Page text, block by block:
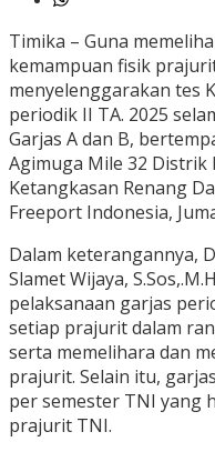
Timika – Guna
kemampuan fisik
menyelenggarakan tes
periodik II TA. 2025
Garjas A dan B,
Agimuga Mile 32 Distrik
Ketangkasan Renang
Freeport Indonesia,
Dalam keterangannya,
Slamet Wijaya,
pelaksanaan garjas
setiap prajurit dalam
serta memelihara dan
prajurit. Selain itu,
per semester TNI yang
prajurit TNI.